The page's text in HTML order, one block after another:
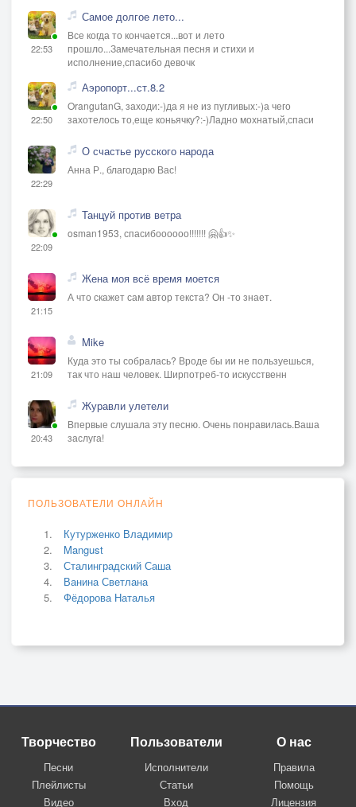
22:53
Самое долгое лето...
Все когда то кончается...вот и лето
прошло...Замечательная песня и стихи и
исполнение,спасибо девочк
22:50
Аэропорт...ст.8.2
OrangutanG, заходи:-)да я не из пугливых:-)а чего
захотелось то,еще коньячку?:-)Ладно мохнатый,спаси
22:29
О счастье русского народа
Анна Р., благодарю Вас!
22:09
Танцуй против ветра
osman1953, спасибоооооо!!!!!!! 🤗👍✨
21:15
Жена моя всё время моется
А что скажет сам автор текста? Он -то знает.
21:09
Mike
Куда это ты собралась? Вроде бы ии не пользуешься,
так что наш человек. Ширпотреб-то искусственн
20:43
Журавли улетели
Впервые слушала эту песню. Очень понравилась.Ваша
заслуга!
ПОЛЬЗОВАТЕЛИ ОНЛАЙН
Кутурженко Владимир
Mangust
Сталинградский Саша
Ванина Светлана
Фёдорова Наталья
Творчество
Песни
Плейлисты
Видео
Пользователи
Исполнители
Статьи
Вход
О нас
Правила
Помощь
Лицензия